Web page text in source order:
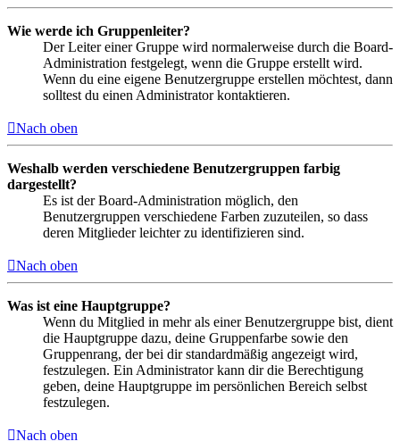
Wie werde ich Gruppenleiter?
Der Leiter einer Gruppe wird normalerweise durch die Board-
Administration festgelegt, wenn die Gruppe erstellt wird.
Wenn du eine eigene Benutzergruppe erstellen möchtest, dann
solltest du einen Administrator kontaktieren.
Nach oben
Weshalb werden verschiedene Benutzergruppen farbig
dargestellt?
Es ist der Board-Administration möglich, den
Benutzergruppen verschiedene Farben zuzuteilen, so dass
deren Mitglieder leichter zu identifizieren sind.
Nach oben
Was ist eine Hauptgruppe?
Wenn du Mitglied in mehr als einer Benutzergruppe bist, dient
die Hauptgruppe dazu, deine Gruppenfarbe sowie den
Gruppenrang, der bei dir standardmäßig angezeigt wird,
festzulegen. Ein Administrator kann dir die Berechtigung
geben, deine Hauptgruppe im persönlichen Bereich selbst
festzulegen.
Nach oben